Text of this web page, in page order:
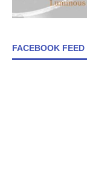
FACEBOOK FEED